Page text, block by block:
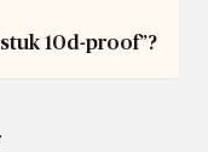
10d-proof”?